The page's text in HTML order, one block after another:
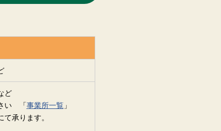
ど
い 「事業所一覧」
承ります。